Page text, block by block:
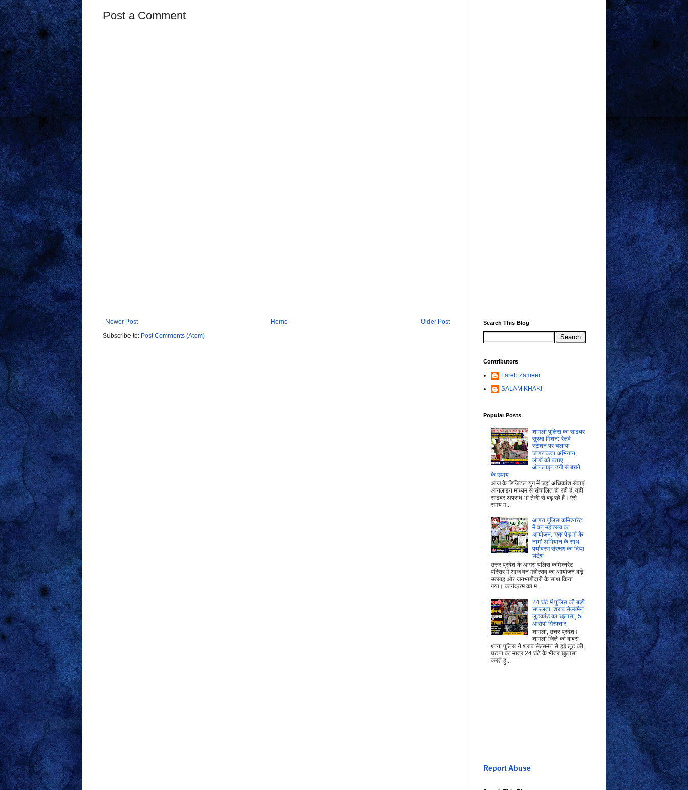
Post a Comment
Newer Post Older Post
Home
Subscribe to: Post Comments (Atom)
Search This Blog
Contributors
Lareb Zameer
SALAM KHAKI
Popular Posts
शामली पुलिस का साइबर
सुरक्षा मिशन: रेलवे
स्टेशन पर चलाया
जागरूकता अभियान,
लोगों को बताए
ऑनलाइन ठगी से बचने
के उपाय
आज के डिजिटल युग में जहां अधिकांश सेवाएं
ऑनलाइन माध्यम से संचालित हो रही हैं, वहीं
साइबर अपराध भी तेजी से बढ़ रहे हैं। ऐसे
समय म...
आगरा पुलिस कमिश्नरेट
में वन महोत्सव का
आयोजन: ‘एक पेड़ माँ के
नाम’ अभियान के साथ
पर्यावरण संरक्षण का दिया
संदेश
उत्तर प्रदेश के आगरा पुलिस कमिश्नरेट
परिसर में आज वन महोत्सव का आयोजन बड़े
उत्साह और जनभागीदारी के साथ किया
गया। कार्यक्रम का म...
24 घंटे में पुलिस की बड़ी
सफलता: शराब सेल्समैन
लूटकांड का खुलासा, 5
आरोपी गिरफ्तार
शामली, उत्तर प्रदेश।
शामली जिले की बाबरी
थाना पुलिस ने शराब सेल्समैन से हुई लूट की
घटना का मात्र 24 घंटे के भीतर खुलासा
करते हु...
Report Abuse